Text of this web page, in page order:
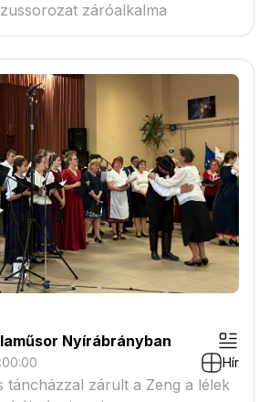
záróalkalma
Nyírábrányban
Hír
táncházzal zárult a Zeng a lélek